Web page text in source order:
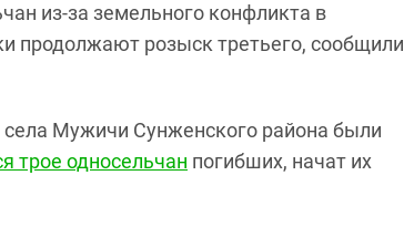
из-за земельного конфликта в
продолжают розыск третьего, сообщили
села Мужичи Сунженского района были
трое односельчан погибших, начат их